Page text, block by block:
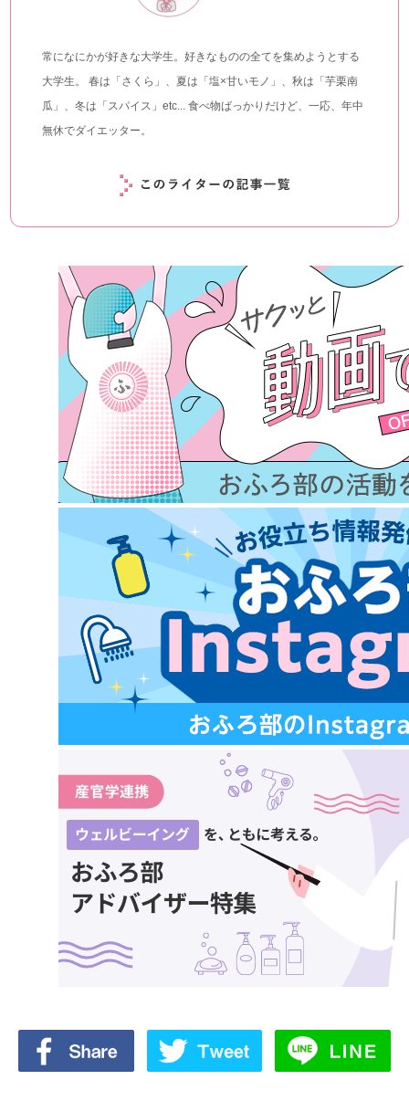
常になにかが好きな大学生。好きなものの全てを集めようとする
大学生。 春は「さくら」、夏は「塩×甘いモノ」、秋は「芋栗南
瓜」、冬は「スパイス」etc... 食べ物ばっかりだけど、一応、年中
無休でダイエッター。